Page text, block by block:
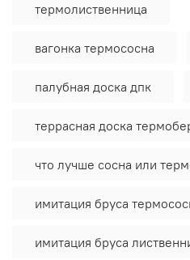
термолиственница
вагонка термососна
палубная доска дпк
террасная доска
что лучше сосна или
имитация бруса
имитация бруса